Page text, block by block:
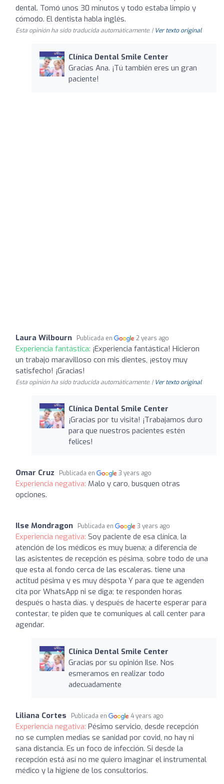
dental. Tomó unos 30 minutos y todo estaba limpio y
cómodo. El dentista habla inglés.
Esta opinión ha sido traducida automáticamente. | Ver texto original
Clínica Dental Smile Center
Gracias Ana. ¡Tú también eres un gran
paciente!
Laura Wilbourn Publicada en 2 years ago
Experiencia fantástica: ¡Experiencia fantástica! Hicieron
un trabajo maravilloso con mis dientes, ¡estoy muy
satisfecho! ¡Gracias!
Esta opinión ha sido traducida automáticamente. | Ver texto original
Clínica Dental Smile Center
¡Gracias por tu visita! ¡Trabajamos duro
para que nuestros pacientes estén
felices!
Omar Cruz Publicada en 3 years ago
Experiencia negativa: Malo y caro, busquen otras
opciones.
Ilse Mondragon Publicada en 3 years ago
Experiencia negativa: Soy paciente de esa clínica, la
atención de los médicos es muy buena; a diferencia de
las asistentes de recepción es pésima, sobre todo de una
que esta al fondo cerca de las escaleras. tiene una
actitud pésima y es muy déspota Y para que te agenden
cita por WhatsApp ni se diga; te responden horas
después o hasta días. y después de hacerte esperar para
contestar, te piden que te comuniques al call center para
agendar.
Clínica Dental Smile Center
Gracias por su opinión Ilse. Nos
esmeramos en realizar todo
adecuadamente
Liliana Cortes Publicada en 4 years ago
Experiencia negativa: Pésimo servicio, desde recepción
no se cumplen medias se sanidad por covid, no hay ni
sana distancia. Es un foco de infección. Si desde la
recepción está así no me quiero imaginar el instrumental
médico y la higiene de los consultorios.